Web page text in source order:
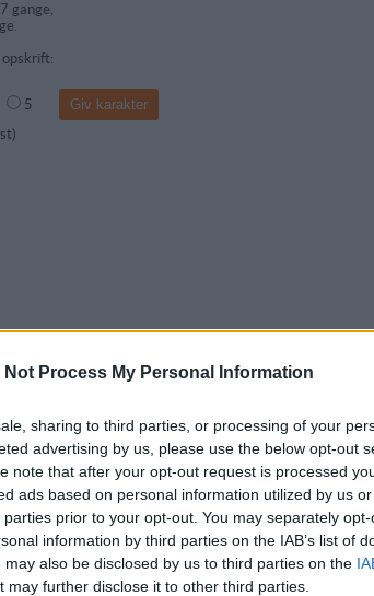
Not Process My Personal Information
sharing to third parties, or processing of your
advertising by us, please use the below opt-out
note that after your opt-out request is processed
ads based on personal information utilized by us
prior to your opt-out. You may separately
information by third parties on the IAB’s list of
also be disclosed by us to third parties on the
may further disclose it to other third parties.
gange,
opskrift:
5
før den bliver synlig